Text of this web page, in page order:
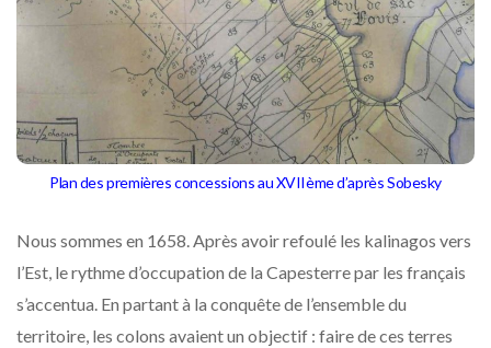
Plan des premières concessions au XVIIème d’après Sobesky
Nous sommes en 1658. Après avoir refoulé les kalinagos vers
l’Est, le rythme d’occupation de la Capesterre par les français
s’accentua. En partant à la conquête de l’ensemble du
territoire, les colons avaient un objectif : faire de ces terres